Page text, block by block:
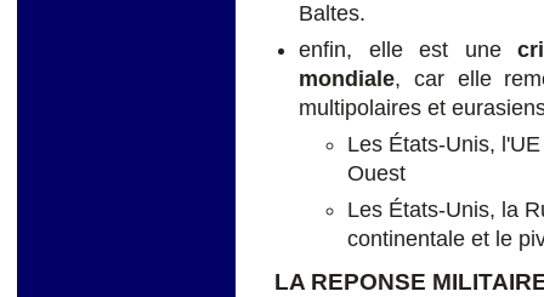
Baltes.
enfin, elle est une
mondiale, car elle
multipolaires et
Les États-Unis,
Ouest
Les États-Unis, la
continentale et le
LA REPONSE